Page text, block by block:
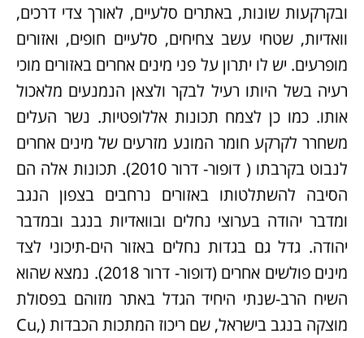
ובקרקעות שונות, באתרים סלעיים, לאורך צדי דרכים,
וואדיות, שטחי עשב צחיחים, סלעיים חופים, ואזורים
מופרעים. יש לו יתרון על פני מינים אחרים באזורים מוכי
רעיה בשל היותו רעיל לבקר ולצאן הנמנעים מלאכול
אותו. כמו כן לצמח תכונות אללופטיות. נשר העלים
משחרר לקרקע חומר המונע מזרעים של מינים אחרים
לנבוט בקרבתו ( דופור- דרור 2010). תכונות אלה הם
הסיבה להשתלטותו באזורים נרחבים בצפון הנגב
ומדבר יהודה בערוצי נחלים ובוואדיות בנגב ובמדבר
יהודה. גדל גם בגדות נחלים באזור הים-תיכוני לצד
מינים פולשים אחרים (דופור- דרור 2018). נמצא שהוא
השיח הרב-שנתי היחיד הגדל באתר מזוהם בפסולת
מוצקה בנגב בישראל, שם ריכוז המתכות הכבדות (Cu,